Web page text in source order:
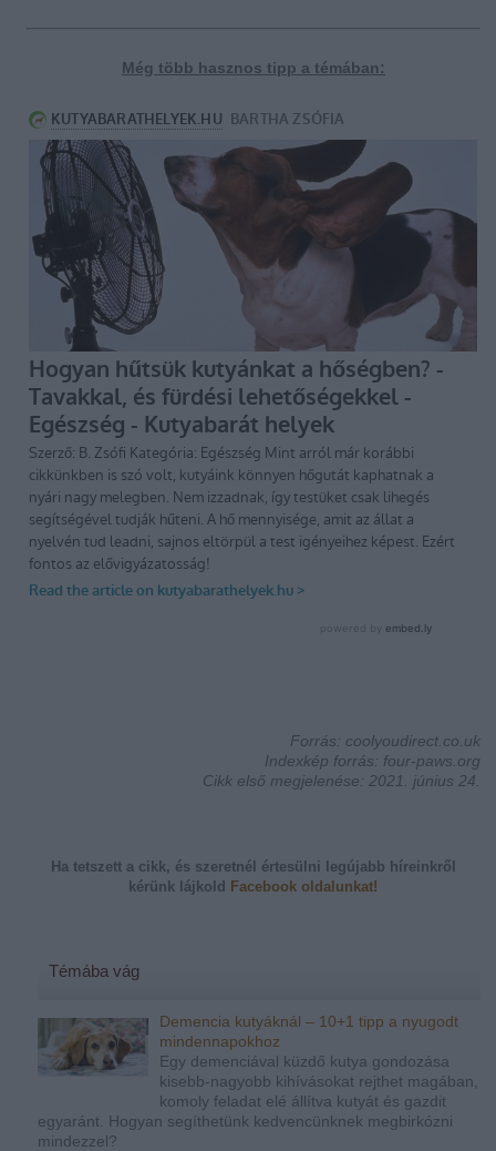
Még több hasznos tipp a témában:
Forrás: coolyoudirect.co.uk
Indexkép forrás: four-paws.org
Cikk első megjelenése: 2021. június 24.
Ha tetszett a cikk, és szeretnél értesülni legújabb híreinkről
kérünk lájkold Facebook oldalunkat!
Témába vág
Demencia kutyáknál – 10+1 tipp a nyugodt
mindennapokhoz
Egy demenciával küzdő kutya gondozása
kisebb-nagyobb kihívásokat rejthet magában,
komoly feladat elé állítva kutyát és gazdit
egyaránt. Hogyan segíthetünk kedvencünknek megbirkózni
mindezzel?